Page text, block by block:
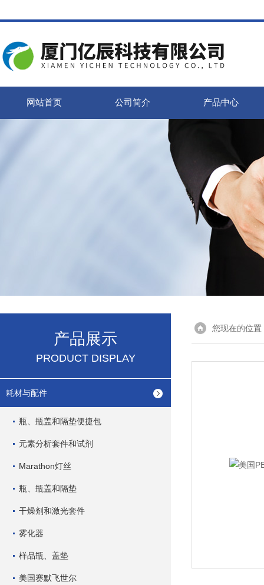
网站首页 公司简介 产品中心
产品展示
PRODUCT DISPLAY
耗材与配件
瓶、瓶盖和隔垫便捷包
元素分析套件和试剂
Marathon灯丝
瓶、瓶盖和隔垫
干燥剂和激光套件
雾化器
样品瓶、盖垫
美国赛默飞世尔
您现在的位置